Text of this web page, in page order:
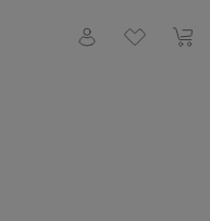
You have 0